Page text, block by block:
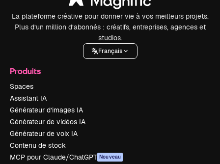
La plateforme créative pour donner vie à vos meilleurs projets.
Plus d’un million d’abonnés : créatifs, entreprises, agences et
studios.
Français
Produits
Spaces
Assistant IA
Générateur d’images IA
Générateur de vidéos IA
Générateur de voix IA
Contenu de stock
MCP pour Claude/ChatGPT Nouveau